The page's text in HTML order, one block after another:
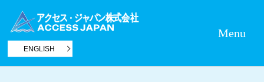
ENGLISH
Menu